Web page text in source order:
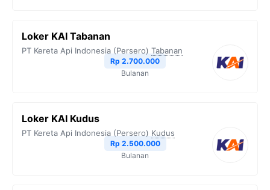
Loker KAI Tabanan
PT Kereta Api Indonesia (Persero) Tabanan
Rp 2.700.000
Bulanan
Loker KAI Kudus
PT Kereta Api Indonesia (Persero) Kudus
Rp 2.500.000
Bulanan